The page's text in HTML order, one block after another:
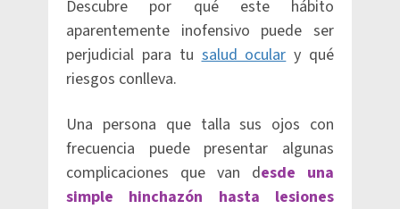
Descubre por qué este hábito
aparentemente inofensivo puede ser
perjudicial para tusalud oculary qué
riesgos conlleva.
Una persona que talla sus ojos con
frecuencia puede presentar algunas
complicaciones que van desde una
simple hinchazón hasta lesiones